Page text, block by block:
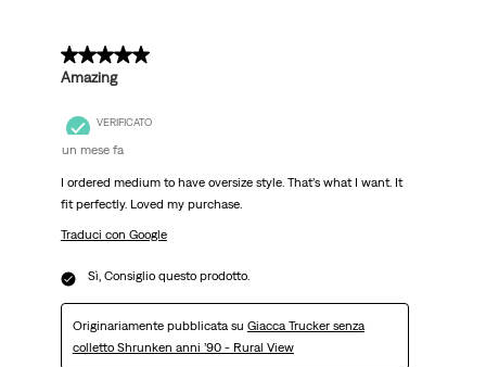
5 su 5 stelle.
Amazing
VERIFICATO
un mese fa
I ordered medium to have oversize style. That’s what I want. It
fit perfectly. Loved my purchase.
Traduci con Google
Sì, Consiglio questo prodotto.
Originariamente pubblicata su Giacca Trucker senza
colletto Shrunken anni ’90 - Rural View